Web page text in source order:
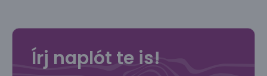
Írj naplót te is!